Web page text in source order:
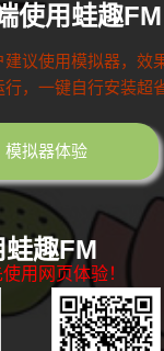
使用蛙趣FM
建议使用模拟器，效
行，一键自行安装超
模拟器体验
趣FM
用网页体验！